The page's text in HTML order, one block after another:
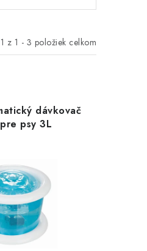
1 z 1 - 3 položiek celkom
dávkovač
psy 3L